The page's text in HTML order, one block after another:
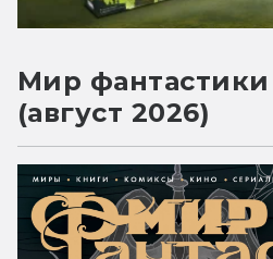
Мир
(август 2026)